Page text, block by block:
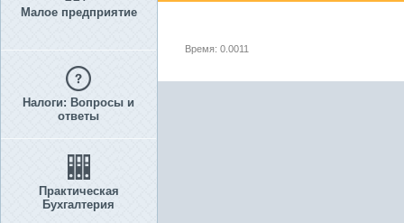
Малое предприятие
Налоги: Вопросы и
ответы
Практическая
Бухгалтерия
Время: 0.0011